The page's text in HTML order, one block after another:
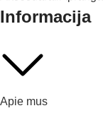
Informacija
Apie mus